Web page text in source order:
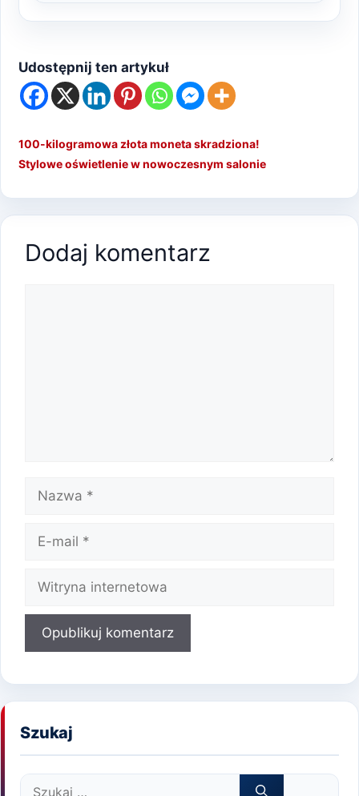
Udostępnij ten artykuł
100-kilogramowa złota moneta skradziona!
Stylowe oświetlenie w nowoczesnym salonie
Dodaj komentarz
Nazwa
Witryna
Szukaj
Szukaj: